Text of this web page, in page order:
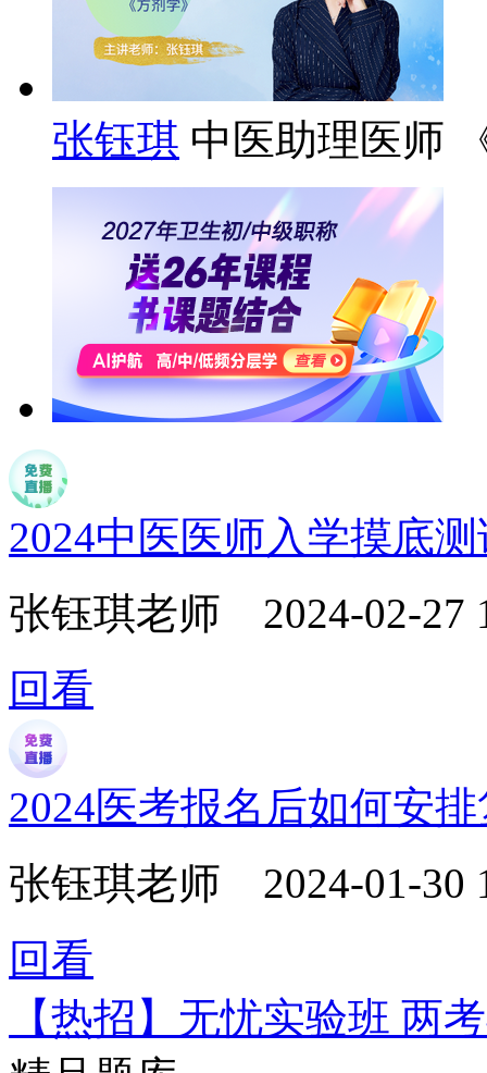
张钰琪 中医助理医师
2024中医医师入学摸底
张钰琪老师 2024-02-27
回看
2024医考报名后如何安
张钰琪老师 2024-01-30
回看
【热招】无忧实验班 两